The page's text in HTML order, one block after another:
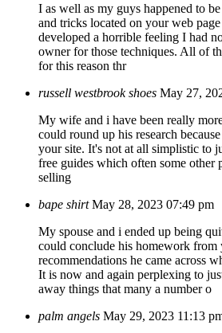
I as well as my guys happened to
and tricks located on your web
developed a horrible feeling I had
owner for those techniques. All of
for this reason thr
russell westbrook shoes May 27,
My wife and i have been really
could round up his research
your site. It's not at all simplistic to
free guides which often some other
selling
bape shirt May 28, 2023 07:49 pm
My spouse and i ended up being
could conclude his homework from
recommendations he came across
It is now and again perplexing to
away things that many a number o
palm angels May 29, 2023 11:13